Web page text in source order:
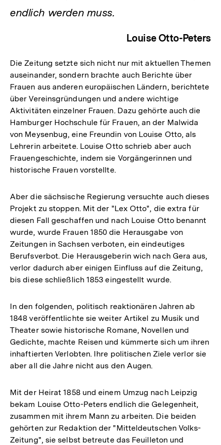
endlich werden muss.
Louise Otto-Peters
Die Zeitung setzte sich nicht nur mit aktuellen Themen
auseinander, sondern brachte auch Berichte über
Frauen aus anderen europäischen Ländern, berichtete
über Vereinsgründungen und andere wichtige
Aktivitäten einzelner Frauen. Dazu gehörte auch die
Hamburger Hochschule für Frauen, an der Malwida
von Meysenbug, eine Freundin von Louise Otto, als
Lehrerin arbeitete. Louise Otto schrieb aber auch
Frauengeschichte, indem sie Vorgängerinnen und
historische Frauen vorstellte.
Aber die sächsische Regierung versuchte auch dieses
Projekt zu stoppen. Mit der "Lex Otto", die extra für
diesen Fall geschaffen und nach Louise Otto benannt
wurde, wurde Frauen 1850 die Herausgabe von
Zeitungen in Sachsen verboten, ein eindeutiges
Berufsverbot. Die Herausgeberin wich nach Gera aus,
verlor dadurch aber einigen Einfluss auf die Zeitung,
bis diese schließlich 1853 eingestellt wurde.
In den folgenden, politisch reaktionären Jahren ab
1848 veröffentlichte sie weiter Artikel zu Musik und
Theater sowie historische Romane, Novellen und
Gedichte, machte Reisen und kümmerte sich um ihren
inhaftierten Verlobten. Ihre politischen Ziele verlor sie
aber all die Jahre nicht aus den Augen.
Mit der Heirat 1858 und einem Umzug nach Leipzig
bekam Louise Otto-Peters endlich die Gelegenheit,
zusammen mit ihrem Mann zu arbeiten. Die beiden
gehörten zur Redaktion der "Mitteldeutschen Volks-
Zeitung", sie selbst betreute das Feuilleton und